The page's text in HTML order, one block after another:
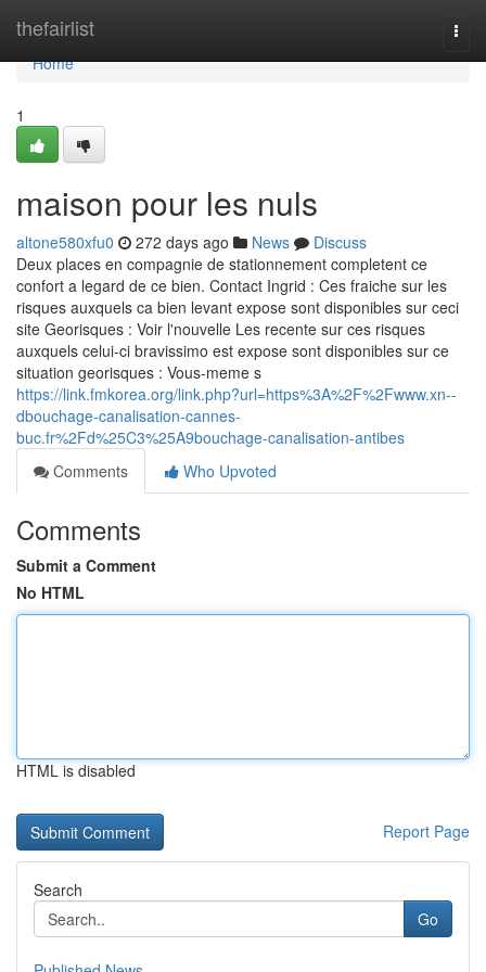
thefairlist
Home
Home
1
maison pour les nuls
altone580xfu0 272 days ago News
Discuss
Deux places en compagnie de stationnement completent ce
confort a legard de ce bien. Contact Ingrid : Ces fraiche sur les
risques auxquels ca bien levant expose sont disponibles sur ceci
site Georisques : Voir l'nouvelle Les recente sur ces risques
auxquels celui-ci bravissimo est expose sont disponibles sur ce
situation georisques : Vous-meme s
https://link.fmkorea.org/link.php?url=https%3A%2F%2Fwww.xn--
dbouchage-canalisation-cannes-
buc.fr%2Fd%25C3%25A9bouchage-canalisation-antibes
Comments
Who Upvoted
Comments
Submit a Comment
No HTML
HTML is disabled
Report Page
Search
Go